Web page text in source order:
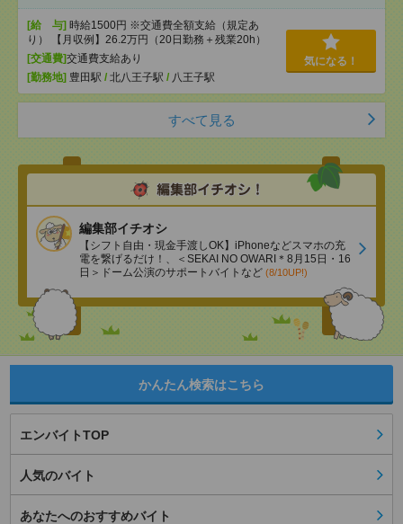
[給 与] 時給1500円 ※交通費全額支給（規定あ
り） 【月収例】26.2万円（20日勤務＋残業20h）
[交通費]交通費支給あり
[勤務地] 豊田駅 / 北八王子駅 / 八王子駅
気になる！
すべて見る
編集部イチオシ
【シフト自由・現金手渡しOK】iPhoneなどスマホの充
電を繋げるだけ！、＜SEKAI NO OWARI＊8月15日・16
日＞ドーム公演のサポートバイトなど (8/10UP!)
かんたん検索はこちら
エンバイトTOP
人気のバイト
あなたへのおすすめバイト